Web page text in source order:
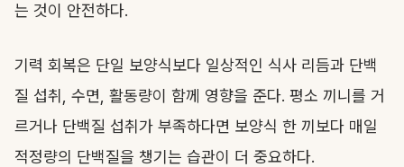
는 것이 안전하다.
기력 회복은 단일 보양식보다 일상적인 식사 리듬과 단백
질 섭취, 수면, 활동량이 함께 영향을 준다. 평소 끼니를 거
르거나 단백질 섭취가 부족하다면 보양식 한 끼보다 매일
적정량의 단백질을 챙기는 습관이 더 중요하다.